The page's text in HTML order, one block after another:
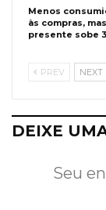
Menos
às compras,
presente sobe
PREV NEXT
DEIXE
Seu